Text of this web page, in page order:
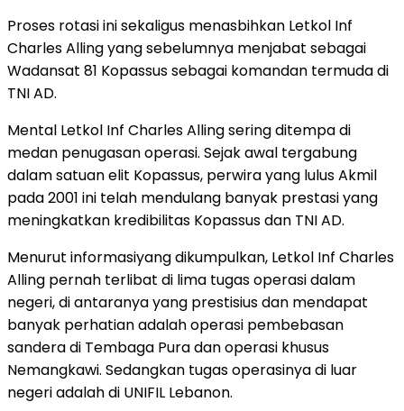
Proses rotasi ini sekaligus menasbihkan Letkol Inf
Charles Alling yang sebelumnya menjabat sebagai
Wadansat 81 Kopassus sebagai komandan termuda di
TNI AD.
Mental Letkol Inf Charles Alling sering ditempa di
medan penugasan operasi. Sejak awal tergabung
dalam satuan elit Kopassus, perwira yang lulus Akmil
pada 2001 ini telah mendulang banyak prestasi yang
meningkatkan kredibilitas Kopassus dan TNI AD.
Menurut informasiyang dikumpulkan, Letkol Inf Charles
Alling pernah terlibat di lima tugas operasi dalam
negeri, di antaranya yang prestisius dan mendapat
banyak perhatian adalah operasi pembebasan
sandera di Tembaga Pura dan operasi khusus
Nemangkawi. Sedangkan tugas operasinya di luar
negeri adalah di UNIFIL Lebanon.